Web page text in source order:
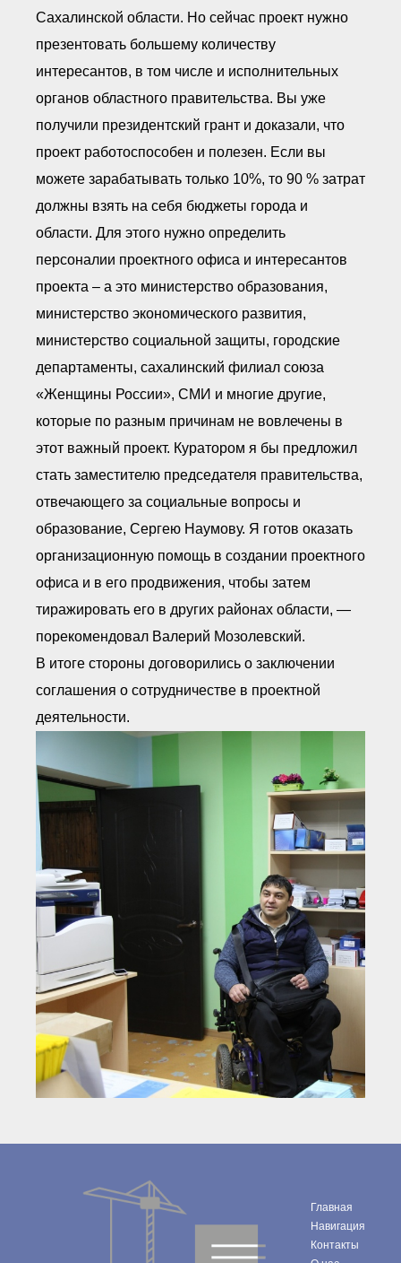
Сахалинской области. Но сейчас проект нужно
презентовать большему количеству
интересантов, в том числе и исполнительных
органов областного правительства. Вы уже
получили президентский грант и доказали, что
проект работоспособен и полезен. Если вы
можете зарабатывать только 10%, то 90 % затрат
должны взять на себя бюджеты города и
области. Для этого нужно определить
персоналии проектного офиса и интересантов
проекта – а это министерство образования,
министерство экономического развития,
министерство социальной защиты, городские
департаменты, сахалинский филиал союза
«Женщины России», СМИ и многие другие,
которые по разным причинам не вовлечены в
этот важный проект. Куратором я бы предложил
стать заместителю председателя правительства,
отвечающего за социальные вопросы и
образование, Сергею Наумову. Я готов оказать
организационную помощь в создании проектного
офиса и в его продвижения, чтобы затем
тиражировать его в других районах области, —
порекомендовал Валерий Мозолевский.
В итоге стороны договорились о заключении
соглашения о сотрудничестве в проектной
деятельности.
Главная
Навигация
Контакты